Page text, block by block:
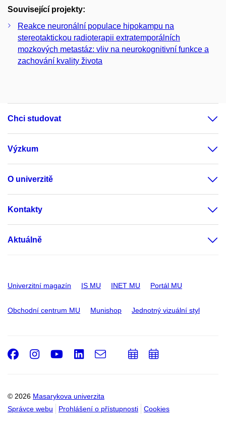
Související projekty:
Reakce neuronální populace hipokampu na
stereotaktickou radioterapii extratemporálních
mozkových metastáz: vliv na neurokognitivní funkce a
zachování kvality života
Chci studovat
Výzkum
O univerzitě
Kontakty
Aktuálně
Univerzitní magazín IS MU INET MU Portál MU
Obchodní centrum MU Munishop Jednotný vizuální styl
© 2026 Masarykova univerzita
Správce webu
Prohlášení o přístupnosti Cookies
Facebook
Instagram
Youtube
LinkedIn
e-
PřidatPřidat